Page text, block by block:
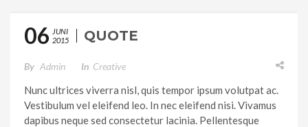
06 JUNI
2015
QUOTE
By Admin In Creative
Nunc ultrices viverra nisl, quis tempor ipsum volutpat ac.
Vestibulum vel eleifend leo. In nec eleifend nisi. Vivamus
dapibus neque sed consectetur lacinia. Pellentesque